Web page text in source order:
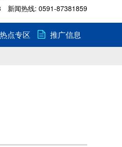
新闻热线: 0591-87381859
热点专区
推广信息